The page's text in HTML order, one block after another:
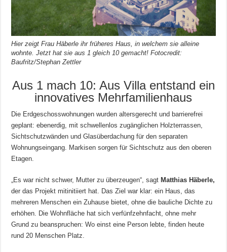
Hier zeigt Frau Häberle ihr früheres Haus, in welchem sie alleine
wohnte. Jetzt hat sie aus 1 gleich 10 gemacht! Fotocredit:
Baufritz/Stephan Zettler
Aus 1 mach 10: Aus Villa entstand ein
innovatives Mehrfamilienhaus
Die Erdgeschosswohnungen wurden altersgerecht und barrierefrei
geplant: ebenerdig, mit schwellenlos zugänglichen Holzterrassen,
Sichtschutzwänden und Glasüberdachung für den separaten
Wohnungseingang. Markisen sorgen für Sichtschutz aus den oberen
Etagen.
„Es war nicht schwer, Mutter zu überzeugen“, sagt Matthias Häberle,
der das Projekt mitinitiiert hat. Das Ziel war klar: ein Haus, das
mehreren Menschen ein Zuhause bietet, ohne die bauliche Dichte zu
erhöhen. Die Wohnfläche hat sich verfünfzehnfacht, ohne mehr
Grund zu beanspruchen: Wo einst eine Person lebte, finden heute
rund 20 Menschen Platz.